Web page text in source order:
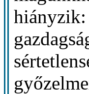
hiányzik: